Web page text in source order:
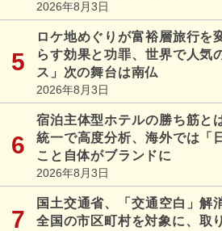
2026年8月3日
ロケ地めぐりが富裕層旅行を
らす効果と功罪、世界で人気
ス」次の舞台は南仏
2026年8月3日
宿泊主体型ホテルの勝ち筋
統一で高度分析、海外では「
こと自体がブランドに
2026年8月3日
国土交通省、「交通空白」解
全国の市区町村を対象に、取